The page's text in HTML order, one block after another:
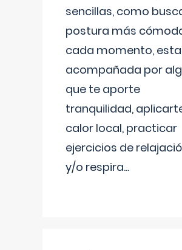
sencillas, como
postura más
cada momento,
acompañada por
que te aporte
tranquilidad,
calor local, practicar
ejercicios de
y/o respira...